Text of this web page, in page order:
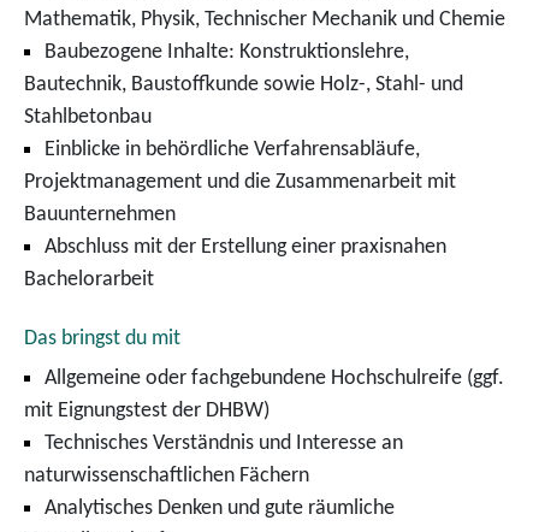
Mathematik, Physik, Technischer Mechanik und Chemie
Baubezogene Inhalte: Konstruktionslehre,
Bautechnik, Baustoffkunde sowie Holz-, Stahl- und
Stahlbetonbau
Einblicke in behördliche Verfahrensabläufe,
Projektmanagement und die Zusammenarbeit mit
Bauunternehmen
Abschluss mit der Erstellung einer praxisnahen
Bachelorarbeit
Das bringst du mit
Allgemeine oder fachgebundene Hochschulreife (ggf.
mit Eignungstest der DHBW)
Technisches Verständnis und Interesse an
naturwissenschaftlichen Fächern
Analytisches Denken und gute räumliche